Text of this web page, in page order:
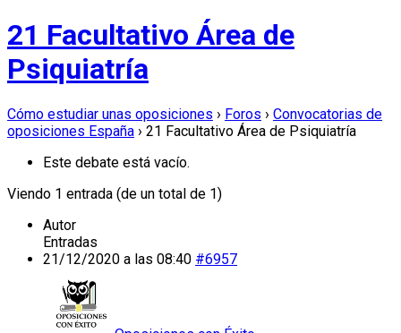
21 Facultativo Área de
Psiquiatría
Cómo estudiar unas oposiciones › Foros › Convocatorias de
oposiciones España › 21 Facultativo Área de Psiquiatría
Este debate está vacío.
Viendo 1 entrada (de un total de 1)
Autor
Entradas
21/12/2020 a las 08:40 #6957